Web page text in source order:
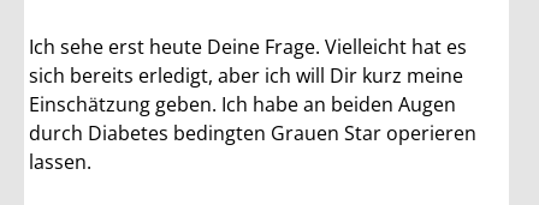
Ich sehe erst heute Deine Frage. Vielleicht hat es
sich bereits erledigt, aber ich will Dir kurz meine
Einschätzung geben. Ich habe an beiden Augen
durch Diabetes bedingten Grauen Star operieren
lassen.